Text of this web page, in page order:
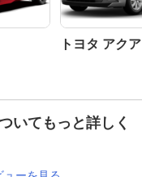
トヨタ アクア
いてもっと詳しく